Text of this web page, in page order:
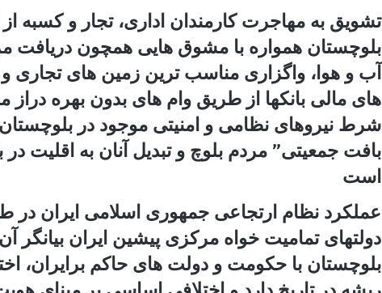
تشویق به مھاجرت کارمندان اداری، تجار و کسبه از
بلوچستان ھمواره با مشوق ھایی ھمچون دریافت
آب و ھوا، واگزاری مناسب ترین زمین ھای
ھای مالی بانکھا از طریق وام ھای بدون بھره دراز
شرط نیروھای نظامی و امنیتی موجود در
بافت جمعیتی” مردم بلوچ و تبدیل آنان به اقلیت
است
عملکرد نظام ارتجاعی جمھوری اسلامی ایران
دولتھای تمامیت خواه مرکزی پیشین ایران
بلوچستان با حکومت و دولت ھای حاکم